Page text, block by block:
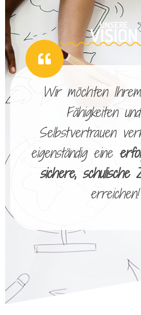
UNSERE
VISION
Wir möchten
Fähigkeiten
Selbstvertrauen
eigenständig eine
sichere, schulische
erreichen!